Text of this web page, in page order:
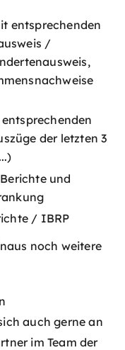
entsprechenden
/
der letzten 3
und
/ IBRP
noch weitere
auch gerne an
im Team der